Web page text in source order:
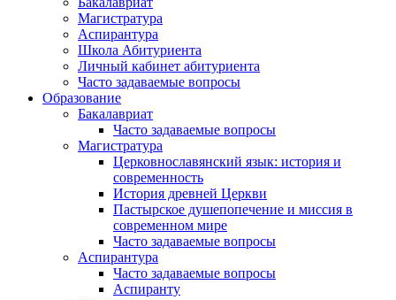
Магистратура
Аспирантура
Школа Абитуриента
Личный кабинет абитуриента
Часто задаваемые вопросы
Образование
Бакалавриат
Часто задаваемые вопросы
Магистратура
Церковнославянский язык: история и
современность
История древней Церкви
Пастырское душепопечение и миссия в
современном мире
Часто задаваемые вопросы
Аспирантура
Часто задаваемые вопросы
Аспиранту